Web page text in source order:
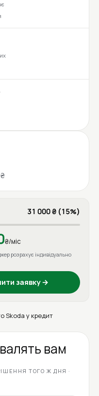
31 000 ₴ (15%)
₴/міс
розрахує індивідуально
заявку →
Skoda у кредит
вам
ТОГО Ж ДНЯ ·